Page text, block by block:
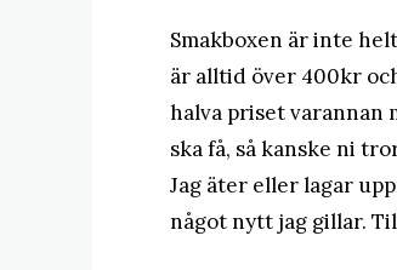
Smakboxen är inte
är alltid över 400kr
halva priset varannan
ska få, så kanske ni
Jag äter eller lagar
något nytt jag gillar.